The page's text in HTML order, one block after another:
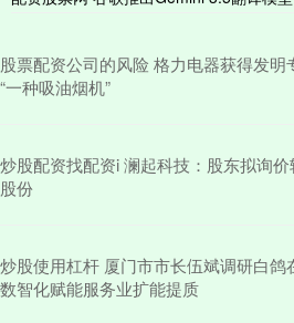
股票配资公司的风险 格力电器获得发明
“一种吸油烟机”
炒股配资找配资i 澜起科技：股东拟询价
股份
炒股使用杠杆 厦门市市长伍斌调研白鸽
数智化赋能服务业扩能提质